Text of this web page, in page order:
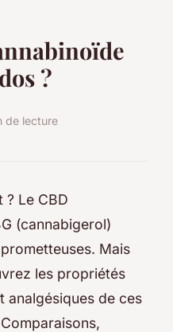
?
de lecture
? Le CBD
(cannabigerol)
Mais
les propriétés
analgésiques de ces